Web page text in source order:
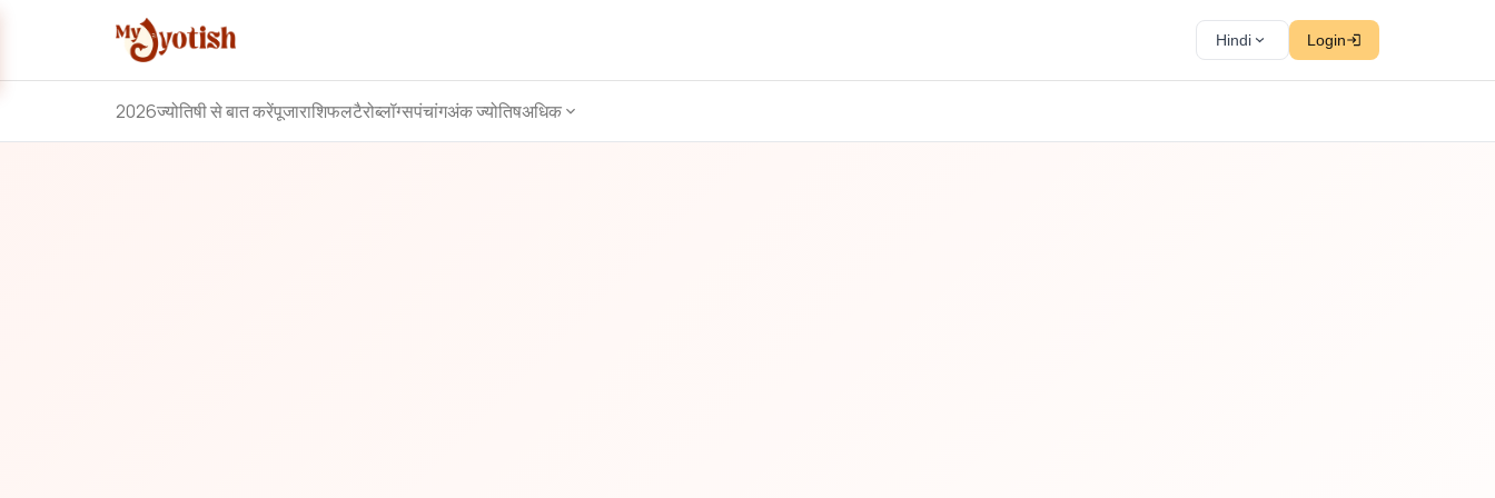
Hindi Login
2026ज्योतिषी से बात करेंपूजाराशिफलटैरोब्लॉग्सपंचांगअंक ज्योतिषअधिक